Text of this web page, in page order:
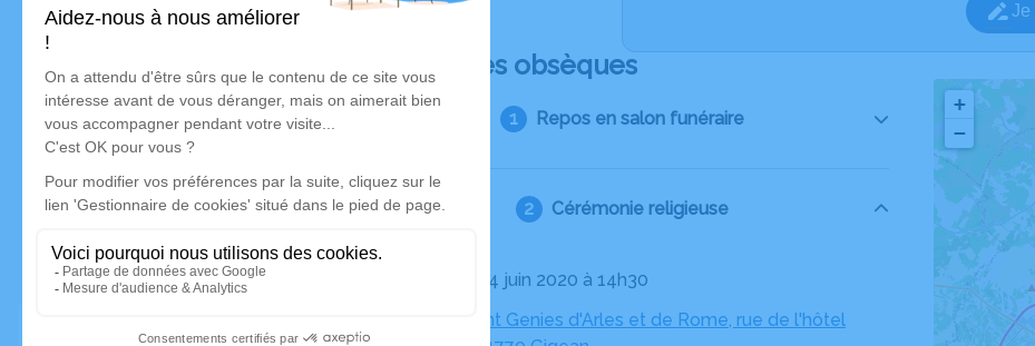
Je
Déroulé des obsèques
Repos en salon funéraire
Cérémonie religieuse
Le jeudi 04 juin 2020 à 14h30
Église Saint Genies d'Arles et de Rome, rue de l'hôtel
+
−